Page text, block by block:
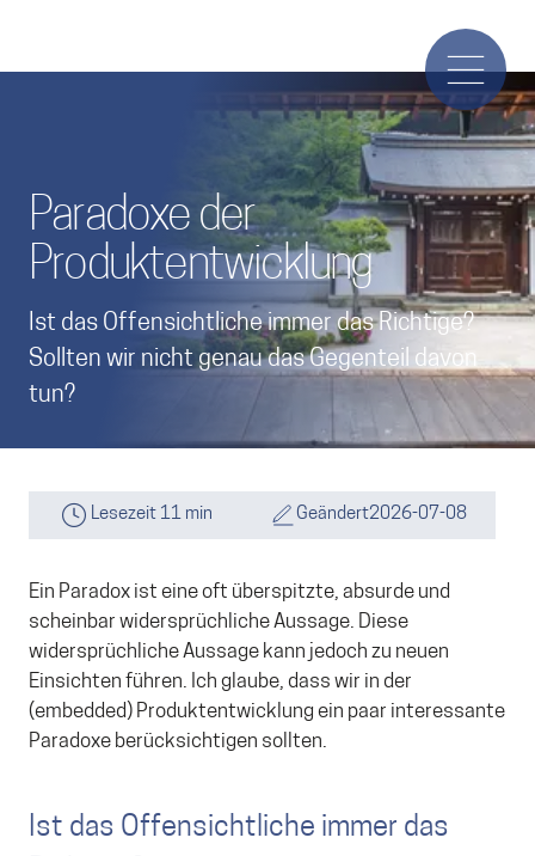
Paradoxe der
Produktentwicklung
Ist das Offensichtliche immer das Richtige?
Sollten wir nicht genau das Gegenteil davon
tun?
Lesezeit 11 min Geändert2026-07-08
Ein Paradox ist eine oft überspitzte, absurde und
scheinbar widersprüchliche Aussage. Diese
widersprüchliche Aussage kann jedoch zu neuen
Einsichten führen. Ich glaube, dass wir in der
(embedded) Produktentwicklung ein paar interessante
Paradoxe berücksichtigen sollten.
Ist das Offensichtliche immer das